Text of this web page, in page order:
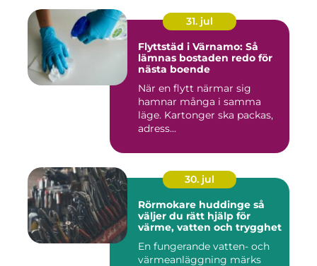
31. jul
Flyttstäd i Värnamo: Så
lämnas bostaden redo för
nästa boende
När en flytt närmar sig
hamnar många i samma
läge. Kartonger ska packas,
adress...
30. jul
Rörmokare huddinge så
väljer du rätt hjälp för
värme, vatten och trygghet
En fungerande vatten- och
värmeanläggning märks